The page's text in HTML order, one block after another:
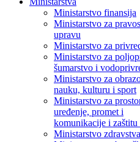
Ministarstvo finansija
Ministarstvo za
upravu
Ministarstvo za
Ministarstvo za
šumarstvo i
Ministarstvo za
nauku, kulturu i sport
Ministarstvo za
uređenje, promet i
komunikacije i
Ministarstvo zdravstva